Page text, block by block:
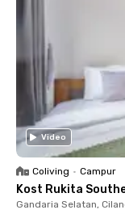
Video
Coliving • Campur
Kost Rukita
Gandaria Selatan,